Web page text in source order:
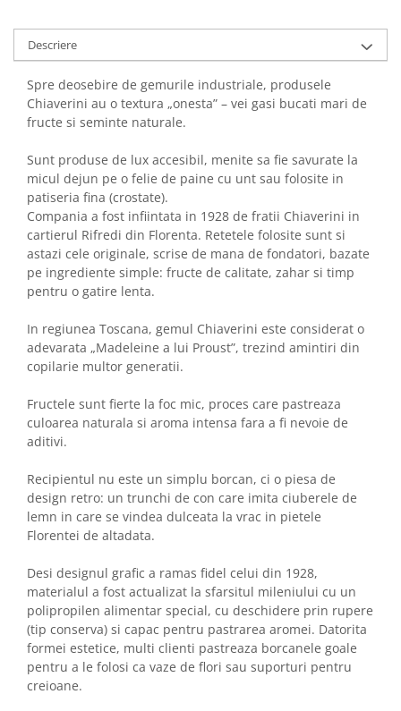
Descriere
Spre deosebire de gemurile industriale, produsele
Chiaverini au o textura „onesta” – vei gasi bucati mari de
fructe si seminte naturale.
Sunt produse de lux accesibil, menite sa fie savurate la
micul dejun pe o felie de paine cu unt sau folosite in
patiseria fina (crostate).
Compania a fost infiintata in 1928 de fratii Chiaverini in
cartierul Rifredi din Florenta. Retetele folosite sunt si
astazi cele originale, scrise de mana de fondatori, bazate
pe ingrediente simple: fructe de calitate, zahar si timp
pentru o gatire lenta.
In regiunea Toscana, gemul Chiaverini este considerat o
adevarata „Madeleine a lui Proust”, trezind amintiri din
copilarie multor generatii.
Fructele sunt fierte la foc mic, proces care pastreaza
culoarea naturala si aroma intensa fara a fi nevoie de
aditivi.
Recipientul nu este un simplu borcan, ci o piesa de
design retro: un trunchi de con care imita ciuberele de
lemn in care se vindea dulceata la vrac in pietele
Florentei de altadata.
Desi designul grafic a ramas fidel celui din 1928,
materialul a fost actualizat la sfarsitul mileniului cu un
polipropilen alimentar special, cu deschidere prin rupere
(tip conserva) si capac pentru pastrarea aromei. Datorita
formei estetice, multi clienti pastreaza borcanele goale
pentru a le folosi ca vaze de flori sau suporturi pentru
creioane.